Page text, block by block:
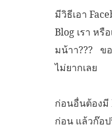
มีวิธีเอา
Blog เรา หรื
มน้าา??? ข
ไม่ยากเลย
ก่อนอื่นต้องมี
ก่อน แล้วก๊อ